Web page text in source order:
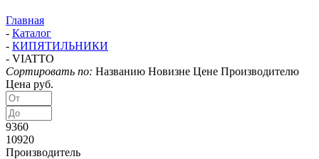
Главная
- Каталог
- КИПЯТИЛЬНИКИ
- VIATTO
Сортировать по: Названию Новизне Цене Производителю
Цена руб.
9360
10920
Производитель